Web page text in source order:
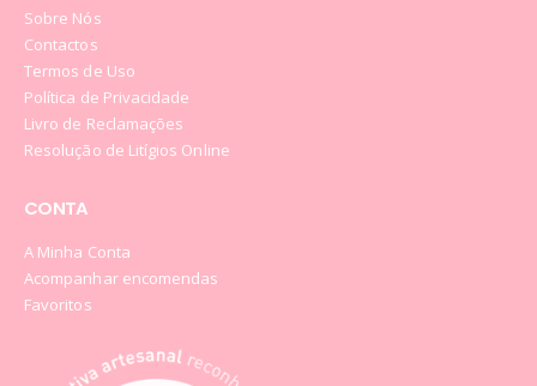
Sobre Nós
Contactos
Termos de Uso
Política de Privacidade
Livro de Reclamações
Resolução de Litígios Online
CONTA
A Minha Conta
Acompanhar encomendas
Favoritos